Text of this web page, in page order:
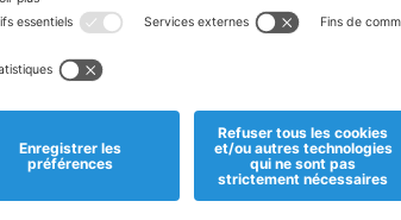
Informations
Magasins